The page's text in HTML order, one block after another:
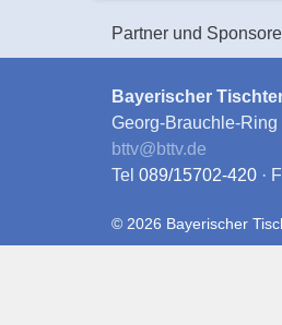
Partner und
Bayerischer
Georg-Brauchle-
bttv@bttv.de
Tel 089/15702-420 ·
© 2026 Bayerischer